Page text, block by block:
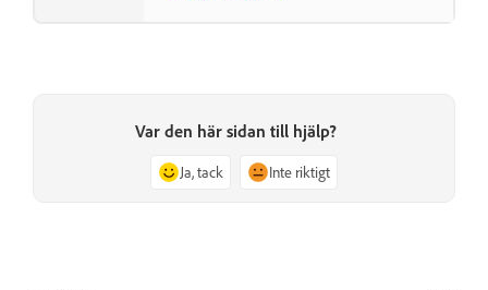
Var den här sidan till hjälp?
Ja, tack Inte riktigt